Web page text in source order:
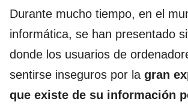
Durante mucho tiempo, en el
informática, se han presentado
donde los usuarios de
sentirse inseguros por la gran
que existe de su información